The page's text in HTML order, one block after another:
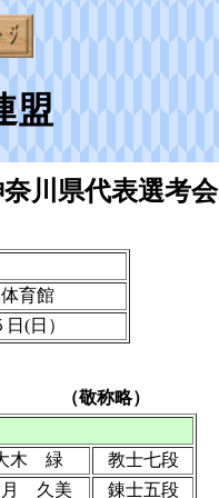
盟
川県代表選考会
育館
(日）
（敬称略）
木 緑
教士七段
月 久美 錬士五段